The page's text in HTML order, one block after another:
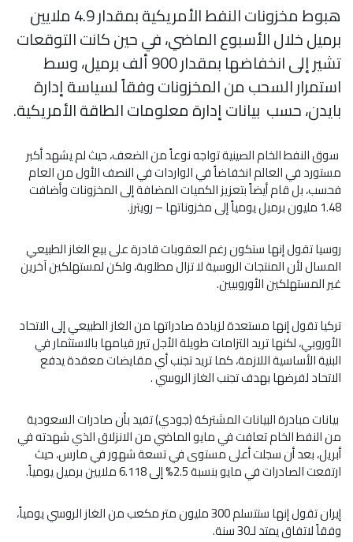
هبوط مخزونات النفط الأمريكية بمقدار 4.9 ملايين
برميل خلال الأسبوع الماضي، في حين كانت التوقعات
تشير إلى انخفاضها بمقدار 900 ألف برميل، وسط
استمرار السحب من المخزونات وفقاً لسياسة إدارة
بايدن، حسب بيانات إدارة معلومات الطاقة الأمريكية.
سوق النفط الخام الصينية تواجه نوعاً من الضعف، حيث لم يشهد أكبر
مستورد في العالم انخفاضاً في الواردات في النصف الأول من العام
فحسب، بل قام أيضاً بتعزيز الكميات المضافة إلى المخزونات وأضافت
1.48 مليون برميل يومياً إلى مخزوناتها – رويترز.
روسيا تقول إنها ستكون رغم العقوبات قادرة على بيع الغاز الطبيعي
المسال لأن المنتجات الروسية لا تزال مطلوبة، ولكن لمستهلكين آخرين
غير المستهلكين الأوروبيين.
تركيا تقول إنها مستعدة لزيادة صادراتها من الغاز الطبيعي إلى الاتحاد
الأوروبي، لكنها تريد التزامات طويلة الأجل تبرر قيامها بالاستثمار في
البنية الأساسية اللازمة، كما تريد تجنب أي مقايضات معقدة يدفع
الاتحاد لفرضها بهدف تجنب الغاز الروسي .
بيانات مبادرة البيانات المشتركة (جودي) تفيد بأن صادرات السعودية
من النفط الخام تعافت في مايو الماضي من الانزلاق الذي شهدته في
أبريل، بعد أن سجلت أعلى مستوى في تسعة شهور في مارس، حيث
ارتفعت الصادرات في مايو بنسبة 2.5% إلى 6.118 ملايين برميل يومياً.
إيران تقول إنها ستتسلم 300 مليون متر مكعب من الغاز الروسي يومياً،
وفقاً لاتفاق يمتد لـ30 سنة.